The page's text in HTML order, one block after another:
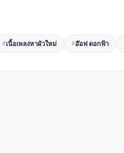
#เนื้อเพลงหาผัวใหม่ #อ๊อฟ ดอกฟ้า